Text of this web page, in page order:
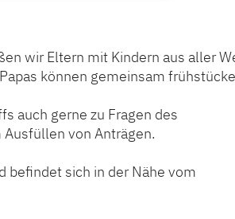
wir Eltern mit Kindern aus aller
können gemeinsam
auch gerne zu Fragen des
von Anträgen.
befindet sich in der Nähe vom